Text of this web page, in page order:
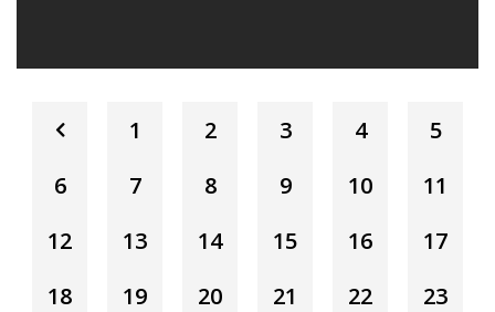
1 2 3 4
5
6
7 8 9 10
11
12
13 14 15 16
17
18
19 20 21 22
23